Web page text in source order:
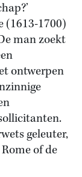
Zoek
(1613-1700)
man zoekt
ontwerpen
geleuter,
of de